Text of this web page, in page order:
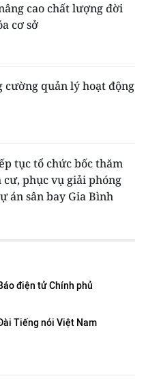
cao chất lượng đời
cơ sở
cường quản lý hoạt động
tục tổ chức bốc thăm
phục vụ giải phóng
án sân bay Gia Bình
điện tử Chính phủ
Tiếng nói Việt Nam